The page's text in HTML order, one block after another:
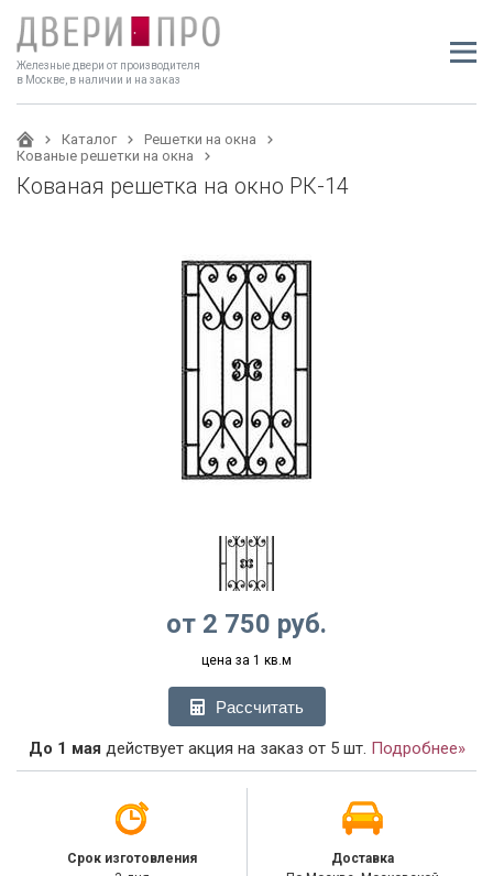
Железные двери от производителя
в Москве, в наличии и на заказ
Каталог
Решетки на окна
Кованые решетки на окна
Кованая решетка на окно РК-14
от 2 750 руб.
цена за 1 кв.м
Рассчитать
До 1 мая действует акция на заказ от 5 шт. Подробнее»
Срок изготовления
Доставка